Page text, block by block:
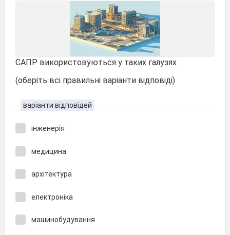
САПР використовуються у таких галузях
(оберіть всі правильні варіанти відповіді)
варіанти відповідей
інженерія
медицина
архітектура
електроніка
машинобудування